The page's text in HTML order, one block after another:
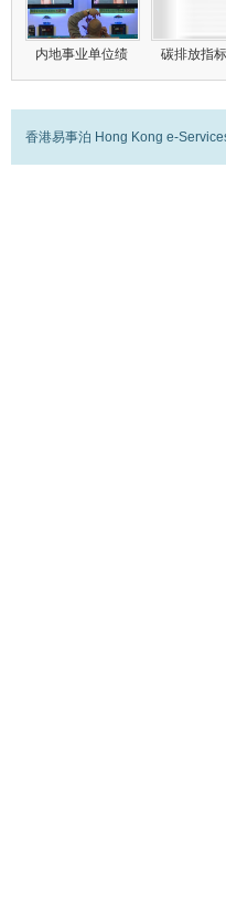
内地事业单位绩 碳排放指
香港易事泊 Hong Kong e-